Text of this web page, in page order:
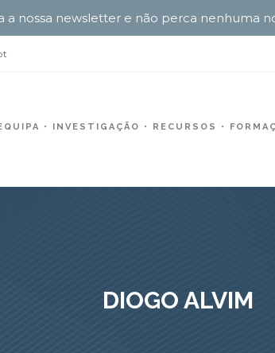
INVESTIGAÇÃO RECURSOS
DIOGO ALVIM
a nossa newsletter e não perca nenhuma